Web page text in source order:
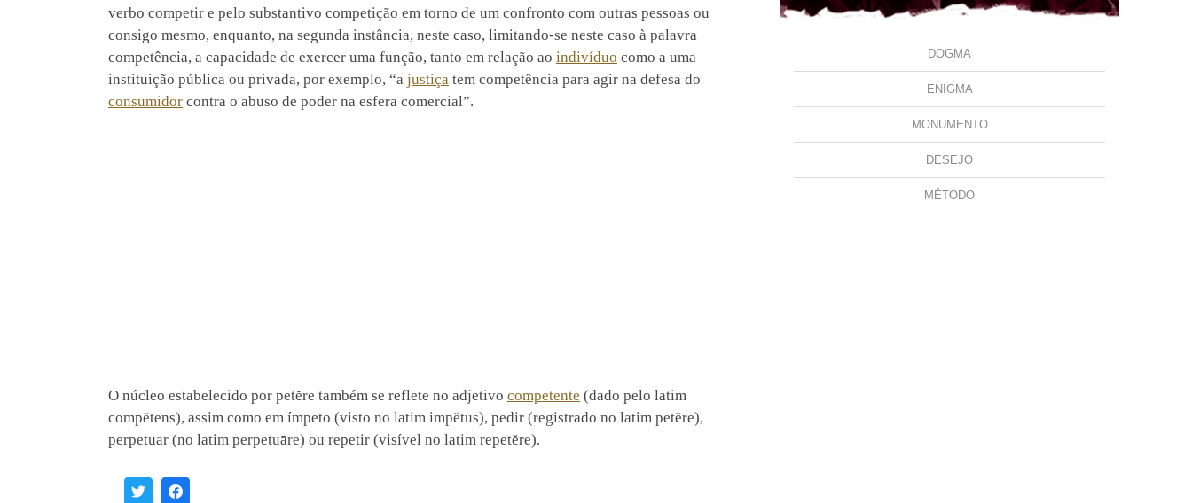
verbo competir e pelo substantivo competição em torno de um confronto com outras pessoas ou
consigo mesmo, enquanto, na segunda instância, neste caso, limitando-se neste caso à palavra
competência, a capacidade de exercer uma função, tanto em relação ao indivíduo como a uma
instituição pública ou privada, por exemplo, “a justiçatem competência para agir na defesa do
consumidorcontra o abuso de poder na esfera comercial”.
O núcleo estabelecido por petĕre também se reflete no adjetivo competente (dado pelo latim
compĕtens), assim como em ímpeto (visto no latim impĕtus), pedir (registrado no latim petĕre),
perpetuar (no latim perpetuāre) ou repetir (visível no latim repetĕre).
DOGMA
ENIGMA
MONUMENTO
DESEJO
MÉTODO